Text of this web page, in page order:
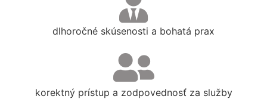
dlhoročné skúsenosti a bohatá prax
korektný prístup a zodpovednosť za služby